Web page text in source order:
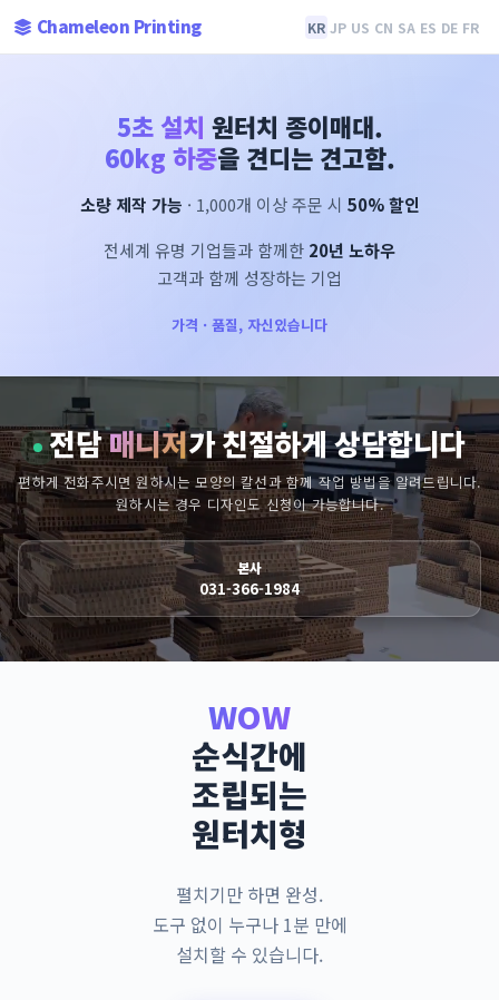
Chameleon Printing KR JP US CN SA ES DE FR
5초 설치 원터치 종이매대.
60kg 하중을 견디는 견고함.
소량 제작 가능 · 1,000개 이상 주문 시 50% 할인
전세계 유명 기업들과 함께한 20년 노하우
고객과 함께 성장하는 기업
가격 · 품질, 자신있습니다
전담매니저가 친절하게 상담합니다
편하게 전화주시면 원하시는 모양의 칼선과 함께 작업 방법을 알려드립니다.
원하시는 경우 디자인도 신청이 가능합니다.
본사
031-366-1984
WOW
순식간에
조립되는
원터치형
펼치기만 하면 완성.
도구 없이 누구나 1분 만에
설치할 수 있습니다.